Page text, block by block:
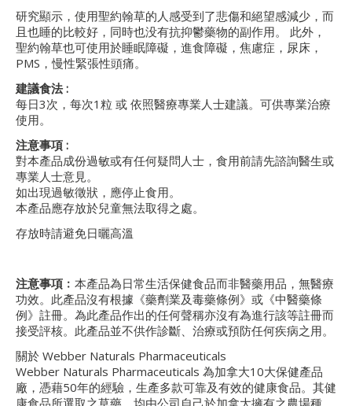
研究顯示，使用聖約翰草的人感受到了悲傷和絕望感減少，而
且也睡的比較好，同時也没有抗抑鬱藥物的副作用。 此外，
聖約翰草也可使用於睡眠障礙，進食障礙，焦慮症，尿床，
PMS，慢性緊張性頭痛。
建議食法:
每日3次，每次1粒 或 依照醫療專業人士建議。可供專業治療
使用。
注意事項 :
對本產品成份過敏或有任何疑問人士，食用前請先諮詢醫生或
專業人士意見。
如出現過敏徵狀，應停止食用。
本產品應存放於兒童無法取得之處。
存放時請避免日曬高溫
注意事項﹕ 本產品為日常生活保健食品而非醫藥用品，無醫療
功效。此產品沒有根據《藥劑業及毒藥條例》或《中醫藥條
例》註冊。為此產品作出的任何聲稱亦沒有為進行該等註冊而
接受評核。此產品並不供作診斷、治療或預防任何疾病之用。
關於 Webber Naturals Pharmaceuticals
Webber Naturals Pharmaceuticals 為加拿大10大保健產品
廠，憑藉50年的經驗，生產多款可靠及有效的健康食品。其健